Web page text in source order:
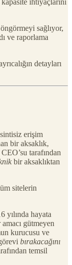
ihtiyaçlarını
sağlıyor,
ve raporlama
detayları
erişim
bir aksaklık,
tarafından
bir aksaklıktan
sitelerin
yılında hayata
amacı gütmeyen
kurucusu ve
bırakacağını
temsil